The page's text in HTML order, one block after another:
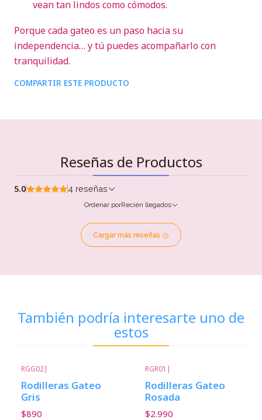
vean tan lindos como cómodos.
Porque cada gateo es un paso hacia su
independencia… y tú puedes acompañarlo con
tranquilidad.
COMPARTIR ESTE PRODUCTO
Reseñas de Productos
5.0 4 reseñas
Ordenar porRecién llegados
Cargar más reseñas
También podría interesarte uno de
estos
RGG02|
Rodilleras Gateo
Gris
$890
RGR01 |
Rodilleras Gateo
Rosada
$2.990